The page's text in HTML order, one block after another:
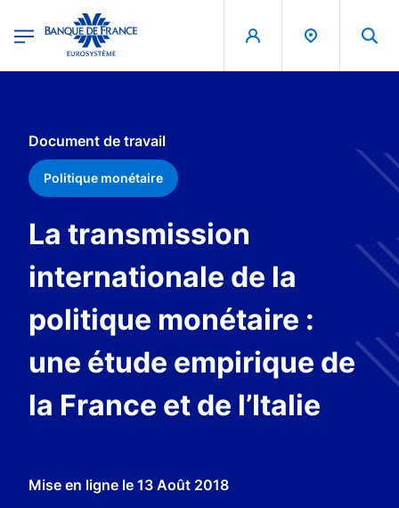
Banque de France - Menu Principal
Document de travail
Politique monétaire
La transmission
internationale de la
politique monétaire :
une étude empirique de
la France et de l’Italie
Mise en ligne le 13 Août 2018